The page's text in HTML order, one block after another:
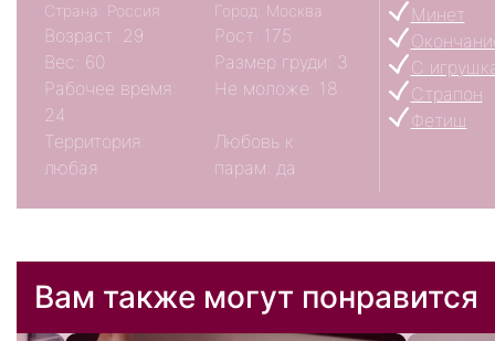
Страна: Россия Город: Москва
Возраст: 29
Рост: 175
Вес: 60
Размер груди: 3
Рабочее время:
24
Не моложе: 18
Территория:
любая
Любовь к
парам: да
Минет
С
Страпон
Фетиш
Вам также могут понравится